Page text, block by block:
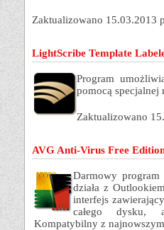
Zaktualizowano 15.03.2013
LightScribe Template
Program
pomocą
Zaktualizowano
AVG Anti-Virus Free
Darmowy
działa z
interfejs
całego dysku,
Kompatybilny z